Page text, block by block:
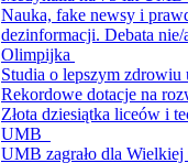
Nauka, fake newsy i
dezinformacji. Debata nie/
Olimpijka
Studia o lepszym zdrowiu
Rekordowe dotacje na
Złota dziesiątka liceów i
UMB
UMB zagrało dla